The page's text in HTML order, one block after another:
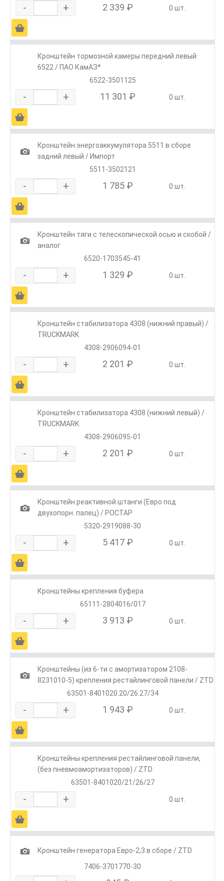
- + 2 339 ₽ 0 шт.
Ä
Кронштейн тормозной камеры передний левый
6522 / ПАО КамАЗ*
6522-3501125
- + 11 301 ₽ 0 шт.
Ä
1
Кронштейн энергоаккумулятора 5511 в сборе
задний левый / Импорт
5511-3502121
- + 1 785 ₽ 0 шт.
Ä
1
Кронштейн тяги с телескопической осью и скобой /
аналог
6520-1703545-41
- + 1 329 ₽ 0 шт.
Ä
Кронштейн стабилизатора 4308 (нижний правый) /
TRUCKMARK
4308-2906094-01
- + 2 201 ₽ 0 шт.
Ä
Кронштейн стабилизатора 4308 (нижний левый) /
TRUCKMARK
4308-2906095-01
- + 2 201 ₽ 0 шт.
Ä
1
Кронштейн реактивной штанги (Евро под
двухопорн. палец) / РОСТАР
5320-2919088-30
- + 5 417 ₽ 0 шт.
Ä
Кронштейны крепления буфера
65111-2804016/017
- + 3 913 ₽ 0 шт.
Ä
1
Кронштейны (из 6-ти с амортизатором 2108-
8231010-5) крепления рестайлинговой панели / ZTD
63501-8401020.20/26.27/34
- + 1 943 ₽ 0 шт.
Ä
Кронштейны крепления рестайлинговой панели,
(без пневмоамортизаторов) / ZTD
63501-8401020/21/26/27
- + 0 шт.
Ä
1
Кронштейн генератора Евро-2,3 в сборе / ZTD
7406-3701770-30